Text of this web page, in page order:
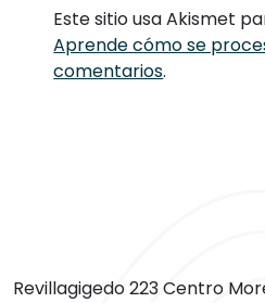
Este sitio usa Akismet
Aprende cómo se
comentarios.
Revillagigedo 223 Centro